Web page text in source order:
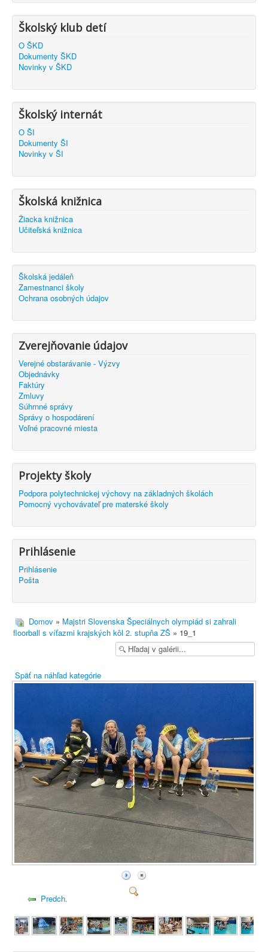
Školský klub detí
O ŠKD
Dokumenty ŠKD
Novinky v ŠKD
Školský internát
O ŠI
Dokumenty ŠI
Novinky v ŠI
Školská knižnica
Žiacka knižnica
Učiteľská knižnica
Školská jedáleň
Zamestnanci školy
Ochrana osobných údajov
Zverejňovanie údajov
Verejné obstarávanie - Výzvy
Objednávky
Faktúry
Zmluvy
Súhrnné správy
Správy o hospodárení
Voľné pracovné miesta
Projekty školy
Podpora polytechnickej výchovy na základných školách
Pomocný vychovávateľ pre materské školy
Prihlásenie
Prihlásenie
Pošta
Domov » Majstri Slovenska Špeciálnych olympiád si zahrali
floorball s víťazmi krajských kôl 2. stupňa ZŠ » 19_1
Späť na náhľad kategórie
Predch.